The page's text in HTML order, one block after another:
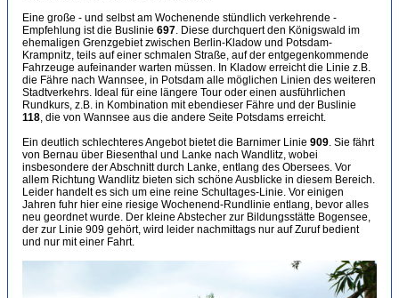
Eine große - und selbst am Wochenende stündlich verkehrende -
Empfehlung ist die Buslinie 697. Diese durchquert den Königswald im
ehemaligen Grenzgebiet zwischen Berlin-Kladow und Potsdam-
Krampnitz, teils auf einer schmalen Straße, auf der entgegenkommende
Fahrzeuge aufeinander warten müssen. In Kladow erreicht die Linie z.B.
die Fähre nach Wannsee, in Potsdam alle möglichen Linien des weiteren
Stadtverkehrs. Ideal für eine längere Tour oder einen ausführlichen
Rundkurs, z.B. in Kombination mit ebendieser Fähre und der Buslinie
118, die von Wannsee aus die andere Seite Potsdams erreicht.
Ein deutlich schlechteres Angebot bietet die Barnimer Linie 909. Sie fährt
von Bernau über Biesenthal und Lanke nach Wandlitz, wobei
insbesondere der Abschnitt durch Lanke, entlang des Obersees. Vor
allem Richtung Wandlitz bieten sich schöne Ausblicke in diesem Bereich.
Leider handelt es sich um eine reine Schultages-Linie. Vor einigen
Jahren fuhr hier eine riesige Wochenend-Rundlinie entlang, bevor alles
neu geordnet wurde. Der kleine Abstecher zur Bildungsstätte Bogensee,
der zur Linie 909 gehört, wird leider nachmittags nur auf Zuruf bedient
und nur mit einer Fahrt.